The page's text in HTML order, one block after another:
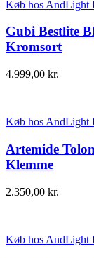
Køb hos AndLight
Gubi Bestlite
Kromsort
4.999,00 kr.
Køb hos AndLight
Artemide
Klemme
2.350,00 kr.
Køb hos AndLight